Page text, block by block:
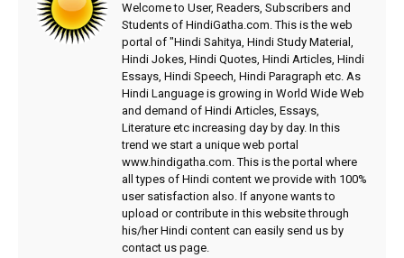
Welcome to User, Readers, Subscribers and
Students of HindiGatha.com. This is the web
portal of "Hindi Sahitya, Hindi Study Material,
Hindi Jokes, Hindi Quotes, Hindi Articles, Hindi
Essays, Hindi Speech, Hindi Paragraph etc. As
Hindi Language is growing in World Wide Web
and demand of Hindi Articles, Essays,
Literature etc increasing day by day. In this
trend we start a unique web portal
www.hindigatha.com. This is the portal where
all types of Hindi content we provide with 100%
user satisfaction also. If anyone wants to
upload or contribute in this website through
his/her Hindi content can easily send us by
contact us page.